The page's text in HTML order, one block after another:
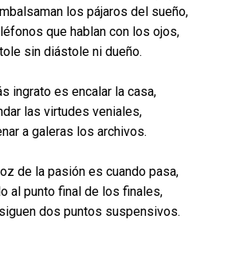
los pájaros del sueño,
que hablan con los ojos,
sin diástole ni dueño.
ingrato es encalar la casa,
las virtudes veniales,
a galeras los archivos.
de la pasión es cuando pasa,
al punto final de los finales,
dos puntos suspensivos.